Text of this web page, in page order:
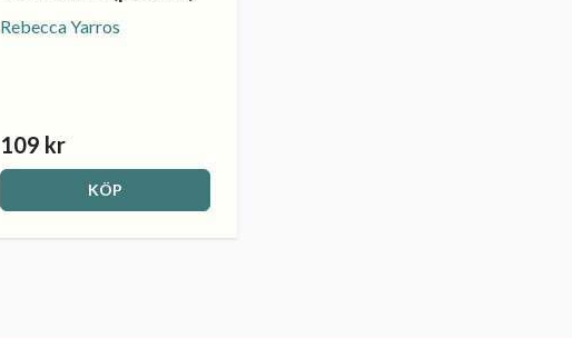
Rebecca Yarros
109 kr
KÖP